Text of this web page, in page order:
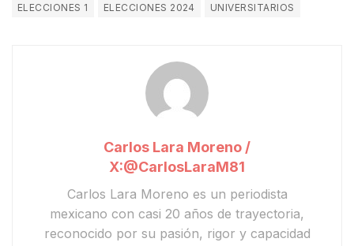
ELECCIONES 1
ELECCIONES 2024 UNIVERSITARIOS
Carlos Lara Moreno /
X:@CarlosLaraM81
Carlos Lara Moreno es un periodista
mexicano con casi 20 años de trayectoria,
reconocido por su pasión, rigor y capacidad